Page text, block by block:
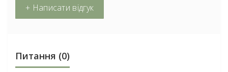
+ Написати відгук
Питання (0)